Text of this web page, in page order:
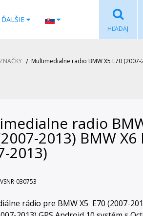
ĎALŠIE
HĽADAJ
Multimedialne radio BMW X5 E70 (2007-
radio
2013) BMW X6
2013)
030753
rádio pre BMW X5 E70 (2007-